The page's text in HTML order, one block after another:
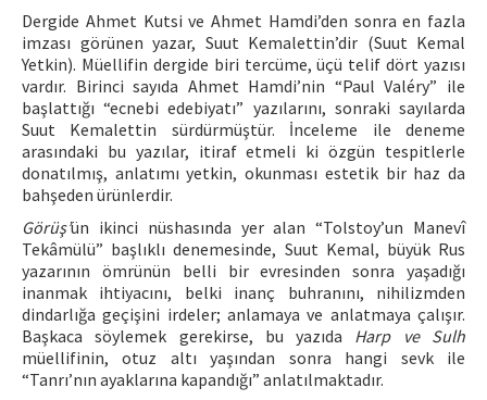
Dergide Ahmet Kutsi ve Ahmet Hamdi’den sonra en fazla
imzası görünen yazar, Suut Kemalettin’dir (Suut Kemal
Yetkin). Müellifin dergide biri tercüme, üçü telif dört yazısı
vardır. Birinci sayıda Ahmet Hamdi’nin “Paul Valéry” ile
başlattığı “ecnebi edebiyatı” yazılarını, sonraki sayılarda
Suut Kemalettin sürdürmüştür. İnceleme ile deneme
arasındaki bu yazılar, itiraf etmeli ki özgün tespitlerle
donatılmış, anlatımı yetkin, okunması estetik bir haz da
bahşeden ürünlerdir.
Görüş’ün ikinci nüshasında yer alan “Tolstoy’un Manevî
Tekâmülü” başlıklı denemesinde, Suut Kemal, büyük Rus
yazarının ömrünün belli bir evresinden sonra yaşadığı
inanmak ihtiyacını, belki inanç buhranını, nihilizmden
dindarlığa geçişini irdeler; anlamaya ve anlatmaya çalışır.
Başkaca söylemek gerekirse, bu yazıda Harp ve Sulh
müellifinin, otuz altı yaşından sonra hangi sevk ile
“Tanrı’nın ayaklarına kapandığı” anlatılmaktadır.